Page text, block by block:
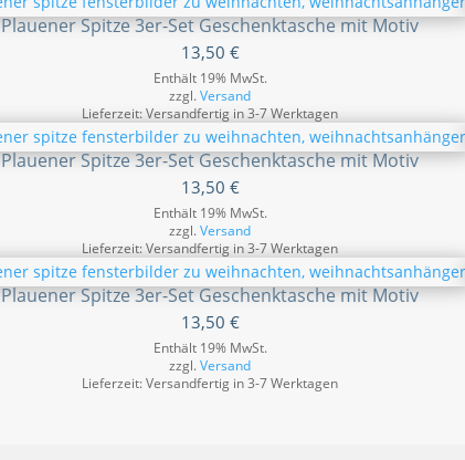
Plauener Spitze 3er-Set Geschenktasche mit Motiv
13,50 €
Enthält 19% MwSt.
zzgl.Versand
Lieferzeit: Versandfertig in 3-7 Werktagen
Plauener Spitze 3er-Set Geschenktasche mit Motiv
13,50 €
Enthält 19% MwSt.
zzgl.Versand
Lieferzeit: Versandfertig in 3-7 Werktagen
Plauener Spitze 3er-Set Geschenktasche mit Motiv
13,50 €
Enthält 19% MwSt.
zzgl.Versand
Lieferzeit: Versandfertig in 3-7 Werktagen